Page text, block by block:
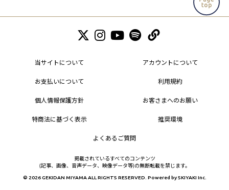
当サイトについて アカウントについて
お支払いについて 利用規約
個人情報保護方針 お客さまへのお願い
特商法に基づく表示 推奨環境
よくあるご質問
掲載されているすべてのコンテンツ
(記事、画像、音声データ、映像データ等)の無断転載を禁じます。
© 2026 GEKIDAN MIYAMA ALL RIGHTS RESERVED. Powered bySKIYAKI Inc.